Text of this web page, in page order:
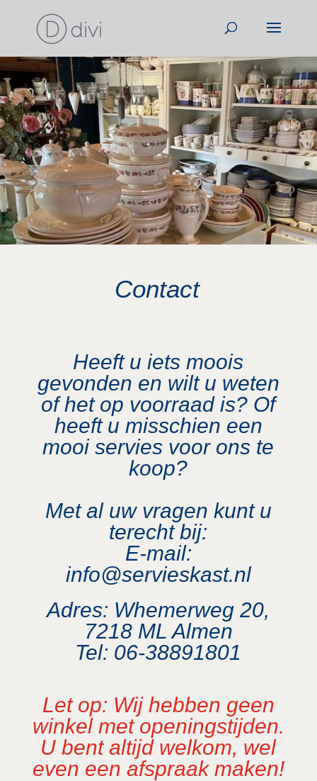
Contact
Heeft u iets moois
gevonden en wilt u weten
of het op voorraad is? Of
heeft u misschien een
mooi servies voor ons te
koop?
Met al uw vragen kunt u
terecht bij:
E-mail:
info@servieskast.nl
Adres: Whemerweg 20,
7218 ML Almen
Tel: 06-38891801
Let op: Wij hebben geen
winkel met openingstijden.
U bent altijd welkom, wel
even een afspraak maken!